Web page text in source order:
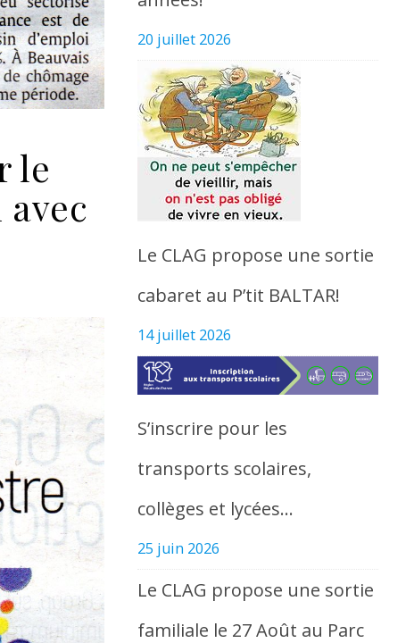
le
20 juillet 2026
Le CLAG propose une sortie
cabaret au P’tit BALTAR!
14 juillet 2026
S’inscrire pour les
transports scolaires,
collèges et lycées…
25 juin 2026
Le CLAG propose une sortie
familiale le 27 Août au Parc